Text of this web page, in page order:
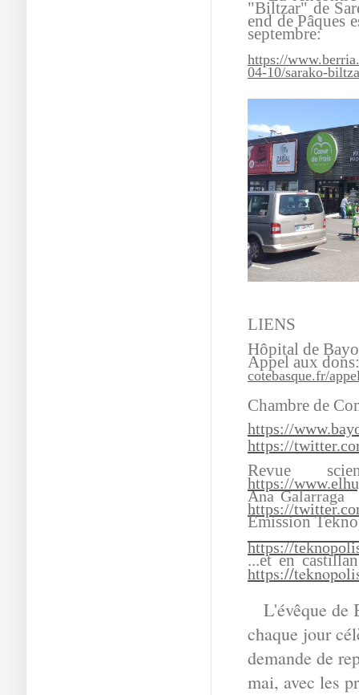
"Biltzar" de
end de Pâques
septembre:
https://
04-10/sarako-
LIENS
Hôpital de
Appel aux
cotebasque.fr/
Chambre de
https://
https://
Revue
https://
Ana Galarraga
https://
Émission
https://
...et en
https://
L'évêque de
chaque jour
demande de
mai, avec les